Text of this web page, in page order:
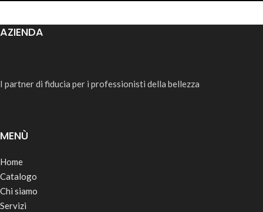
AZIENDA
I partner di fiducia per i professionisti della bellezza
MENÙ
Home
Catalogo
Chi siamo
Servizi